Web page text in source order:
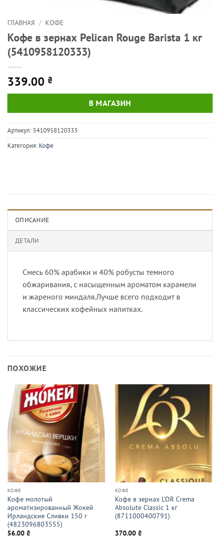
ГЛАВНАЯ / КОФЕ
Кофе в зернах Pelican Rouge Barista 1 кг
(5410958120333)
339.00 ₴
В МАГАЗИН
Артикул: 5410958120333
Категория: Кофе
ОПИСАНИЕ
ДЕТАЛИ
Смесь 60% арабики и 40% робусты темного
обжаривания, с насыщенным ароматом карамели
и жареного миндаля.Лучше всего подходит в
классических кофейных напитках.
ПОХОЖИЕ
КОФЕ
Кофе молотый
ароматизированный Жокей
Ирландские Сливки 150 г
(4823096803555)
56.00 ₴
КОФЕ
Кофе в зернах L’OR Crema
Absolute Classic 1 кг
(8711000400791)
370.00 ₴